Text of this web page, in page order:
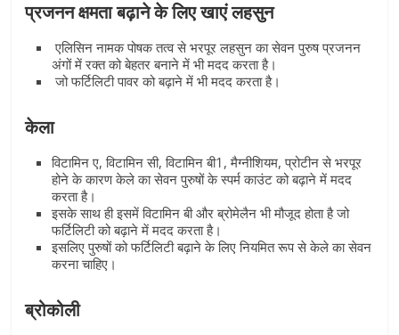
प्रजनन क्षमता बढ़ाने के लिए खाएं लहसुन
एलिसिन नामक पोषक तत्व से भरपूर लहसुन का सेवन पुरुष प्रजनन
अंगों में रक्त को बेहतर बनाने में भी मदद करता है।
जो फर्टिलिटी पावर को बढ़ाने में भी मदद करता है।
केला
विटामिन ए, विटामिन सी, विटामिन बी1, मैग्नीशियम, प्रोटीन से भरपूर
होने के कारण केले का सेवन पुरुषों के स्पर्म काउंट को बढ़ाने में मदद
करता है।
इसके साथ ही इसमें विटामिन बी और ब्रोमेलैन भी मौजूद होता है जो
फर्टिलिटी को बढ़ाने में मदद करता है।
इसलिए पुरुषों को फर्टिलिटी बढ़ाने के लिए नियमित रूप से केले का सेवन
करना चाहिए।
ब्रोकोली